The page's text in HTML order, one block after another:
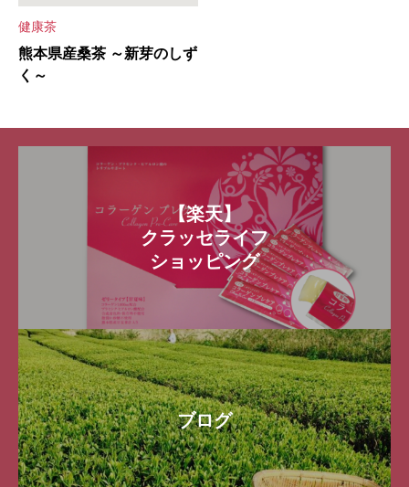
健康茶
熊本県産桑茶 ～新芽のしず
く～
【楽天】
クラッセライフ
ショッピング
ブログ